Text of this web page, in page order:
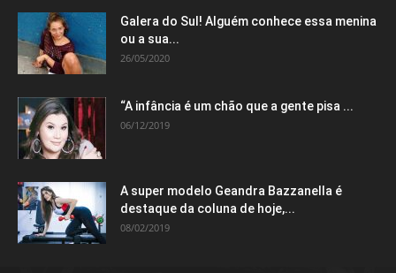
Galera do Sul! Alguém conhece essa menina
ou a sua...
26/05/2020
“A infância é um chão que a gente pisa ...
06/12/2019
A super modelo Geandra Bazzanella é
destaque da coluna de hoje,...
08/02/2019